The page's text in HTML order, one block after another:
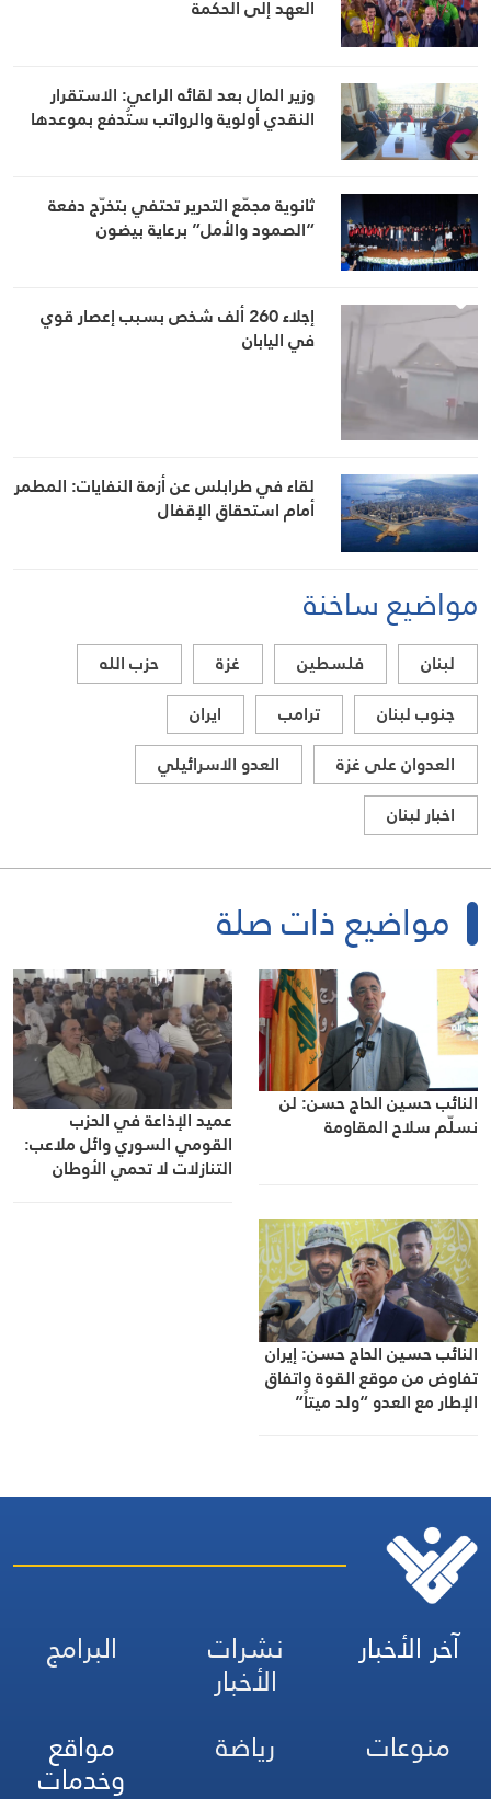
العهد إلى الحكمة
وزير المال بعد لقائه الراعي: الاستقرار
النقدي أولوية والرواتب ستُدفع بموعدها
ثانوية مجمّع التحرير تحتفي بتخرّج دفعة
“الصمود والأمل” برعاية بيضون
إجلاء 260 ألف شخص بسبب إعصار قوي
في اليابان
لقاء في طرابلس عن أزمة النفايات: المطمر
أمام استحقاق الإقفال
مواضيع ساخنة
لبنان فلسطين غزة
حزب الله
جنوب لبنان
ترامب
ايران
العدوان على غزة
العدو الاسرائيلي
اخبار لبنان
مواضيع ذات صلة
النائب حسين الحاج حسن: لن
نسلّم سلاح المقاومة عميد الإذاعة في الحزب
القومي السوري وائل ملاعب:
التنازلات لا تحمي الأوطان
النائب حسين الحاج حسن: إيران
تفاوض من موقع القوة واتفاق
الإطار مع العدو “ولد ميتاً”
آخر الأخبار نشرات
الأخبار
البرامج
منوعات
رياضة مواقع
وخدمات